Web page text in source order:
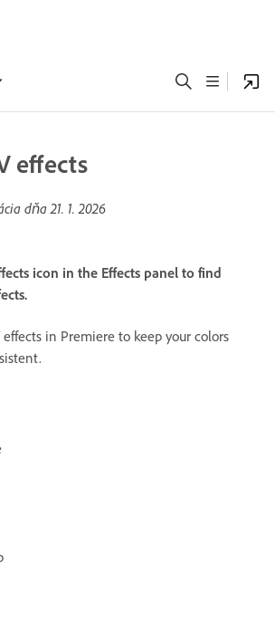
effects
dňa21. 1. 2026
icon in the Effects panel to find
in Premiere to keep your colors